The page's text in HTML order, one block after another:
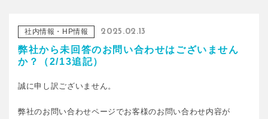
社内情報・HP情報 2025.02.13
弊社から未回答のお問い合わせはございません
か？（2/13追記）
誠に申し訳ございません。
弊社のお問い合わせページでお客様のお問い合わせ内容が